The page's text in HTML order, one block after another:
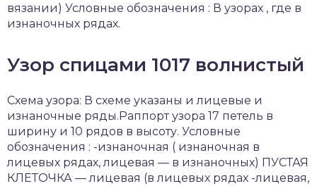
вязании) Условные обозначения : В узорах , где в
изнаночных рядах.
Узор спицами 1017 волнистый
Схема узора: В схеме указаны и лицевые и
изнаночные ряды.Раппорт узора 17 петель в
ширину и 10 рядов в высоту. Условные
обозначения : -изнаночная ( изнаночная в
лицевых рядах, лицевая — в изнаночных) ПУСТАЯ
КЛЕТОЧКА — лицевая (в лицевых рядах -лицевая,